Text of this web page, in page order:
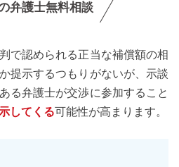
弁護士無料相談
で認められる正当な補償額の相
提示するつもりがないが、示談
る弁護士が交渉に参加すること
してくる可能性が高まります。